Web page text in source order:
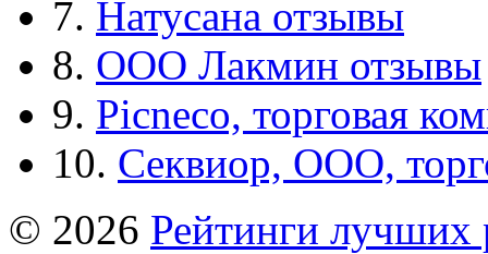
7. Натусана отзывы
8. ООО Лакмин отзывы
9. Picneco, торговая
10. Секвиор, ООО,
© 2026 Рейтинги лучших